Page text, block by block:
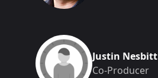
Justin Nesbitt
Co-Producer